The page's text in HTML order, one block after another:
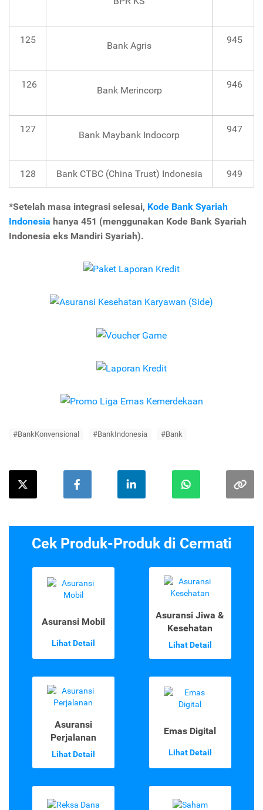
125
Bank Agris
945
126
Bank Merincorp
946
127
Bank Maybank Indocorp
947
128 Bank CTBC (China Trust) Indonesia 949
*Setelah masa integrasi selesai, Kode Bank Syariah
Indonesia hanya 451 (menggunakan Kode Bank Syariah
Indonesia eks Mandiri Syariah).
#BankKonvensional #BankIndonesia #Bank
Cek Produk-Produk di Cermati
Asuransi Mobil
Lihat Detail
Asuransi Jiwa &
Kesehatan
Lihat Detail
Asuransi
Perjalanan
Lihat Detail
Emas Digital
Lihat Detail